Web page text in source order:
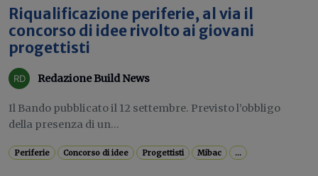
Riqualificazione periferie, al via il
concorso di idee rivolto ai giovani
progettisti
Redazione Build News
Il Bando pubblicato il 12 settembre. Previsto l’obbligo
della presenza di un...
Periferie Concorso di idee Progettisti Mibac ...